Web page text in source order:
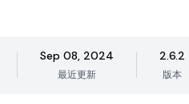
Sep 08, 2024
最近更新
2.6.2
版本